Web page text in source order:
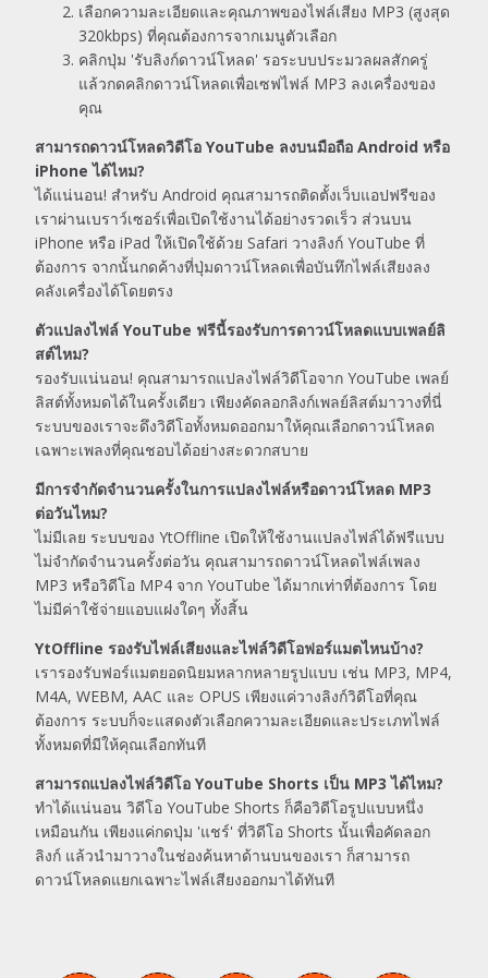
เลือกความละเอียดและคุณภาพของไฟล์เสียง MP3 (สูงสุด
320kbps) ที่คุณต้องการจากเมนูตัวเลือก
คลิกปุ่ม 'รับลิงก์ดาวน์โหลด' รอระบบประมวลผลสักครู่
แล้วกดคลิกดาวน์โหลดเพื่อเซฟไฟล์ MP3 ลงเครื่องของ
คุณ
สามารถดาวน์โหลดวิดีโอ YouTube ลงบนมือถือ Android หรือ
iPhone ได้ไหม?
ได้แน่นอน! สำหรับ Android คุณสามารถติดตั้งเว็บแอปฟรีของ
เราผ่านเบราว์เซอร์เพื่อเปิดใช้งานได้อย่างรวดเร็ว ส่วนบน
iPhone หรือ iPad ให้เปิดใช้ด้วย Safari วางลิงก์ YouTube ที่
ต้องการ จากนั้นกดค้างที่ปุ่มดาวน์โหลดเพื่อบันทึกไฟล์เสียงลง
คลังเครื่องได้โดยตรง
ตัวแปลงไฟล์ YouTube ฟรีนี้รองรับการดาวน์โหลดแบบเพลย์ลิ
สต์ไหม?
รองรับแน่นอน! คุณสามารถแปลงไฟล์วิดีโอจาก YouTube เพลย์
ลิสต์ทั้งหมดได้ในครั้งเดียว เพียงคัดลอกลิงก์เพลย์ลิสต์มาวางที่นี่
ระบบของเราจะดึงวิดีโอทั้งหมดออกมาให้คุณเลือกดาวน์โหลด
เฉพาะเพลงที่คุณชอบได้อย่างสะดวกสบาย
มีการจำกัดจำนวนครั้งในการแปลงไฟล์หรือดาวน์โหลด MP3
ต่อวันไหม?
ไม่มีเลย ระบบของ YtOffline เปิดให้ใช้งานแปลงไฟล์ได้ฟรีแบบ
ไม่จำกัดจำนวนครั้งต่อวัน คุณสามารถดาวน์โหลดไฟล์เพลง
MP3 หรือวิดีโอ MP4 จาก YouTube ได้มากเท่าที่ต้องการ โดย
ไม่มีค่าใช้จ่ายแอบแฝงใดๆ ทั้งสิ้น
YtOffline รองรับไฟล์เสียงและไฟล์วิดีโอฟอร์แมตไหนบ้าง?
เรารองรับฟอร์แมตยอดนิยมหลากหลายรูปแบบ เช่น MP3, MP4,
M4A, WEBM, AAC และ OPUS เพียงแค่วางลิงก์วิดีโอที่คุณ
ต้องการ ระบบก็จะแสดงตัวเลือกความละเอียดและประเภทไฟล์
ทั้งหมดที่มีให้คุณเลือกทันที
สามารถแปลงไฟล์วิดีโอ YouTube Shorts เป็น MP3 ได้ไหม?
ทำได้แน่นอน วิดีโอ YouTube Shorts ก็คือวิดีโอรูปแบบหนึ่ง
เหมือนกัน เพียงแค่กดปุ่ม 'แชร์' ที่วิดีโอ Shorts นั้นเพื่อคัดลอก
ลิงก์ แล้วนำมาวางในช่องค้นหาด้านบนของเรา ก็สามารถ
ดาวน์โหลดแยกเฉพาะไฟล์เสียงออกมาได้ทันที